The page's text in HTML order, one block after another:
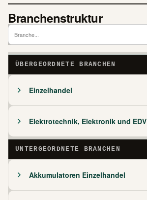
Branchenstruktur
ÜBERGEORDNETE BRANCHEN
Einzelhandel
Elektrotechnik, Elektronik und EDV
UNTERGEORDNETE BRANCHEN
Akkumulatoren Einzelhandel